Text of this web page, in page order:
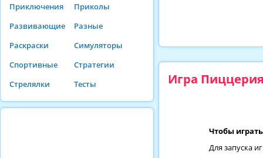
Приключения
Приколы
Развивающие
Разные
Раскраски
Симуляторы
Спортивные
Стратегии
Стрелялки
Тесты Игра
Чтобы
Для запуска